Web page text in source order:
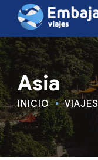
Asia
INICIO VIAJES